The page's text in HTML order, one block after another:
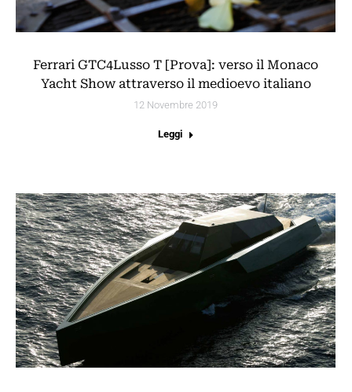
Ferrari GTC4Lusso T [Prova]: verso il Monaco
Yacht Show attraverso il medioevo italiano
12 Novembre 2019
Leggi